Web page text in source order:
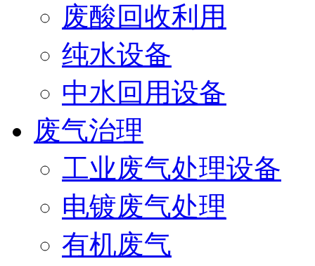
废酸回收利用
纯水设备
中水回用设备
废气治理
工业废气处理设备
电镀废气处理
有机废气